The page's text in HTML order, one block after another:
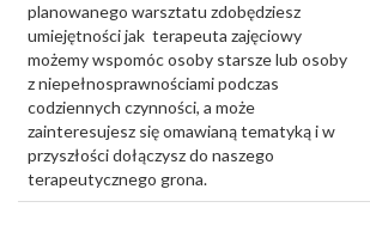
planowanego warsztatu zdobędziesz
umiejętności jak terapeuta zajęciowy
możemy wspomóc osoby starsze lub osoby
z niepełnosprawnościami podczas
codziennych czynności, a może
zainteresujesz się omawianą tematyką i w
przyszłości dołączysz do naszego
terapeutycznego grona.